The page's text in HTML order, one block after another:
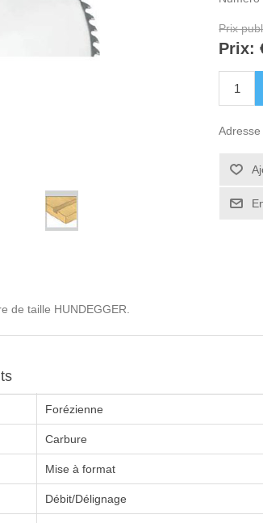
Prix
Prix:
de taille HUNDEGGER.
Forézienne
Carbure
Mise à format
Débit/Délignage